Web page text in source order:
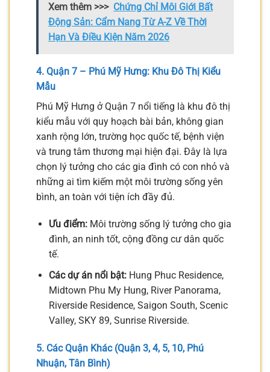
Xem thêm >>> Chứng Chỉ Môi Giới Bất
Động Sản: Cẩm Nang Từ A-Z Về Thời
Hạn Và Điều Kiện Năm 2026
4. Quận 7 – Phú Mỹ Hưng: Khu Đô Thị Kiểu
Mẫu
Phú Mỹ Hưng ở Quận 7 nổi tiếng là khu đô thị
kiểu mẫu với quy hoạch bài bản, không gian
xanh rộng lớn, trường học quốc tế, bệnh viện
và trung tâm thương mại hiện đại. Đây là lựa
chọn lý tưởng cho các gia đình có con nhỏ và
những ai tìm kiếm một môi trường sống yên
bình, an toàn với tiện ích đầy đủ.
Ưu điểm:Môi trường sống lý tưởng cho gia
đình, an ninh tốt, cộng đồng cư dân quốc
tế.
Các dự án nổi bật:Hung Phuc Residence,
Midtown Phu My Hung, River Panorama,
Riverside Residence, Saigon South, Scenic
Valley, SKY 89, Sunrise Riverside.
5. Các Quận Khác (Quận 3, 4, 5, 10, Phú
Nhuận, Tân Bình)